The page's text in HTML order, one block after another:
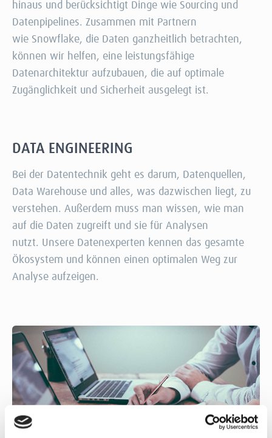
hinaus und berücksichtigt Dinge wie Sourcing und
Datenpipelines. Zusammen mit Partnern
wie Snowflake, die Daten ganzheitlich betrachten,
können wir helfen, eine leistungsfähige
Datenarchitektur aufzubauen, die auf optimale
Zugänglichkeit und Sicherheit ausgelegt ist.
DATA ENGINEERING
Bei der Datentechnik geht es darum, Datenquellen,
Data Warehouse und alles, was dazwischen liegt, zu
verstehen. Außerdem muss man wissen, wie man
auf die Daten zugreift und sie für Analysen
nutzt. Unsere Datenexperten kennen das gesamte
Ökosystem und können einen optimalen Weg zur
Analyse aufzeigen.